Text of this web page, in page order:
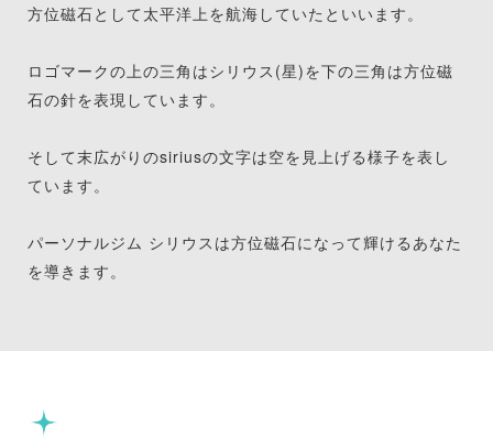
方位磁石として太平洋上を航海していたといいます。
ロゴマークの上の三角はシリウス(星)を下の三角は方位磁
石の針を表現しています。
そして末広がりのsiriusの文字は空を見上げる様子を表し
ています。
パーソナルジム シリウスは方位磁石になって輝けるあなた
を導きます。